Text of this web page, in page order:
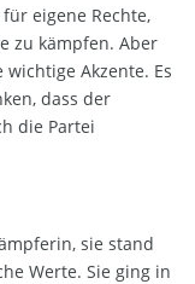
eigene Rechte,
zu kämpfen. Aber
wichtige Akzente. Es
dass der
die Partei
sie stand
Werte. Sie ging in